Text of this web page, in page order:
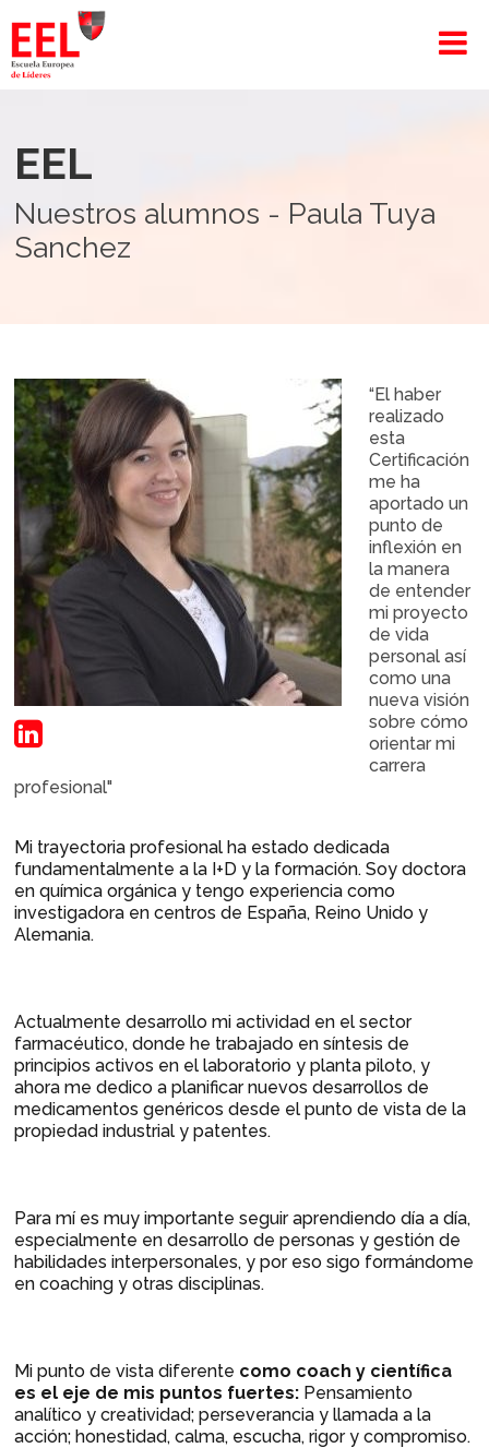
EEL
Nuestros alumnos - Paula Tuya
Sanchez
“El haber
realizado
esta
Certificación
me ha
aportado un
punto de
inflexión en
la manera
de entender
mi proyecto
de vida
personal así
como una
nueva visión
sobre cómo
orientar mi
carrera
profesional"
Mi trayectoria profesional ha estado dedicada
fundamentalmente a la I+D y la formación. Soy doctora
en química orgánica y tengo experiencia como
investigadora en centros de España, Reino Unido y
Alemania.
Actualmente desarrollo mi actividad en el sector
farmacéutico, donde he trabajado en síntesis de
principios activos en el laboratorio y planta piloto, y
ahora me dedico a planificar nuevos desarrollos de
medicamentos genéricos desde el punto de vista de la
propiedad industrial y patentes.
Para mí es muy importante seguir aprendiendo día a día,
especialmente en desarrollo de personas y gestión de
habilidades interpersonales, y por eso sigo formándome
en coaching y otras disciplinas.
Mi punto de vista diferente como coach y científica
es el eje de mis puntos fuertes: Pensamiento
analítico y creatividad; perseverancia y llamada a la
acción; honestidad, calma, escucha, rigor y compromiso.